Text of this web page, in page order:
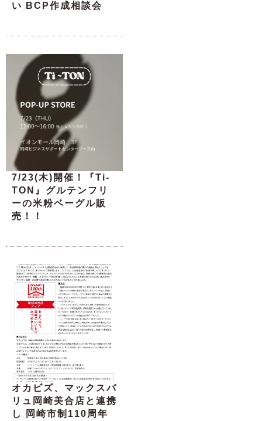
い BCP作成相談会
7/23(木)開催！『Ti-
TON』グルテンフリ
ーの米粉ベーグル販
売！！
オカビズ、マックスバ
リュ岡崎美合店と連携
し 岡崎市制110周年